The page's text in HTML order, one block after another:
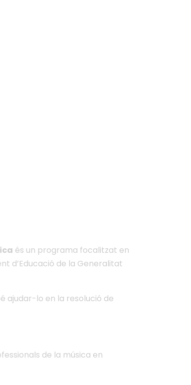
és un programa focalitzat en
d’Educació de la Generalitat
ajudar-lo en la resolució de
de la música en